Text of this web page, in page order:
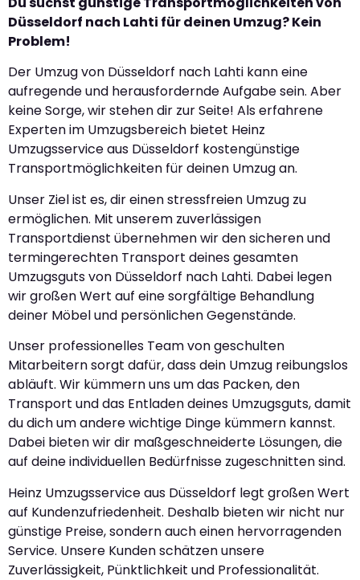
Düsseldorf nach Lahti für deinen Umzug? Kein
Problem!
Der Umzug von Düsseldorf nach Lahti kann eine
aufregende und herausfordernde Aufgabe sein. Aber
keine Sorge, wir stehen dir zur Seite! Als erfahrene
Experten im Umzugsbereich bietet Heinz
Umzugsservice aus Düsseldorf kostengünstige
Transportmöglichkeiten für deinen Umzug an.
Unser Ziel ist es, dir einen stressfreien Umzug zu
ermöglichen. Mit unserem zuverlässigen
Transportdienst übernehmen wir den sicheren und
termingerechten Transport deines gesamten
Umzugsguts von Düsseldorf nach Lahti. Dabei legen
wir großen Wert auf eine sorgfältige Behandlung
deiner Möbel und persönlichen Gegenstände.
Unser professionelles Team von geschulten
Mitarbeitern sorgt dafür, dass dein Umzug reibungslos
abläuft. Wir kümmern uns um das Packen, den
Transport und das Entladen deines Umzugsguts, damit
du dich um andere wichtige Dinge kümmern kannst.
Dabei bieten wir dir maßgeschneiderte Lösungen, die
auf deine individuellen Bedürfnisse zugeschnitten sind.
Heinz Umzugsservice aus Düsseldorf legt großen Wert
auf Kundenzufriedenheit. Deshalb bieten wir nicht nur
günstige Preise, sondern auch einen hervorragenden
Service. Unsere Kunden schätzen unsere
Zuverlässigkeit, Pünktlichkeit und Professionalität.